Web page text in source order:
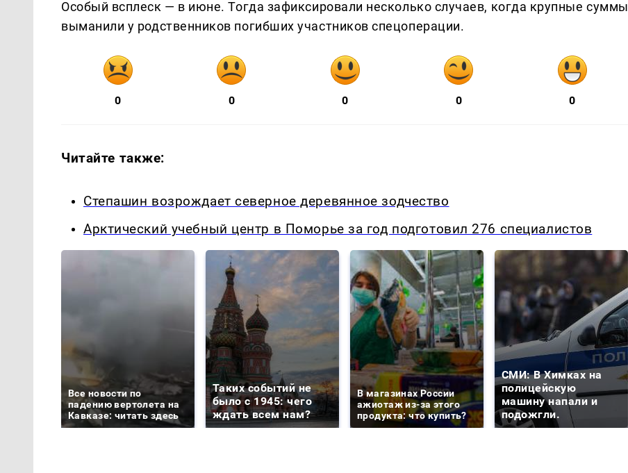
Особый всплеск — в июне. Тогда зафиксировали несколько случаев, когда крупные суммы
выманили у родственников погибших участников спецоперации.
0 0 0 0 0
Читайте также:
Степашин возрождает северное деревянное зодчество
Арктический учебный центр в Поморье за год подготовил 276 специалистов
Все новости по
падению вертолета на
Кавказе: читать здесь
Таких событий не
было с 1945: чего
ждать всем нам?
В магазинах России
ажиотаж из-за этого
продукта: что купить?
СМИ: В Химках на
полицейскую
машину напали и
подожгли.